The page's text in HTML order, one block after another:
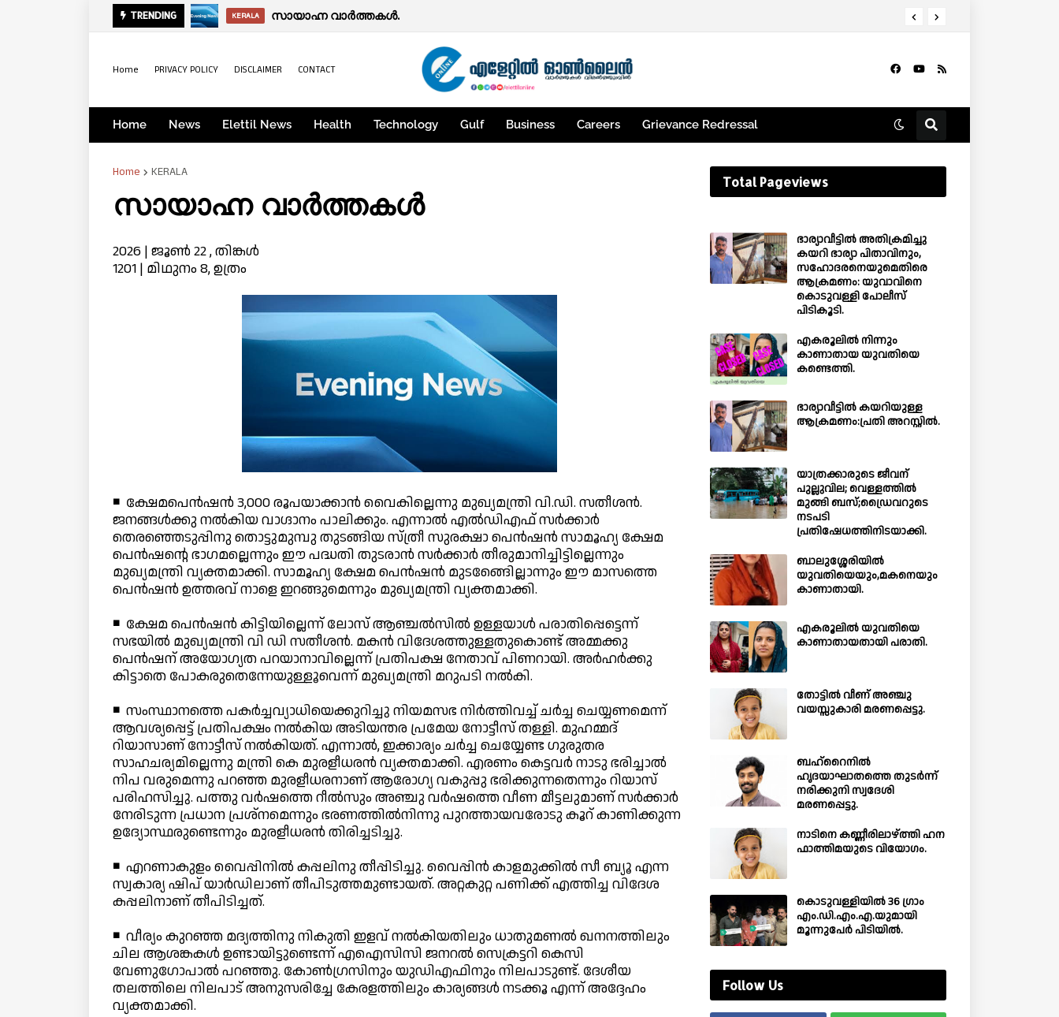
TRENDING KERALA സായാഹ്ന വാര്‍ത്തകള്‍.
Home PRIVACY POLICY DISCLAIMER CONTACT
Home News Elettil News Health Technology Gulf Business Careers Grievance Redressal
Home KERALA
സായാഹ്ന വാര്‍ത്തകള്‍
2026 | ജൂണ്‍ 22 , തിങ്കള്‍
1201 | മിഥുനം 8, ഉത്രം
◾ ക്ഷേമപെന്‍ഷന്‍ 3,000 രൂപയാക്കാന്‍ വൈകില്ലെന്നു മുഖ്യമന്ത്രി വി.ഡി. സതീശന്‍.
ജനങ്ങള്‍ക്കു നല്‍കിയ വാഗ്ദാനം പാലിക്കും. എന്നാല്‍ എല്‍ഡിഎഫ് സര്‍ക്കാര്‍
തെരഞ്ഞെടുപ്പിനു തൊട്ടുമുമ്പു തുടങ്ങിയ സ്ത്രീ സുരക്ഷാ പെന്‍ഷന്‍ സാമൂഹ്യ ക്ഷേമ
പെന്‍ഷന്റെ ഭാഗമല്ലെന്നും ഈ പദ്ധതി തുടരാന്‍ സര്‍ക്കാര്‍ തീരുമാനിച്ചിട്ടില്ലെന്നും
മുഖ്യമന്ത്രി വ്യക്തമാക്കി. സാമൂഹ്യ ക്ഷേമ പെന്‍ഷന്‍ മുടങ്ങിേെല്ലാന്നും ഈ മാസത്തെ
പെന്‍ഷന്‍ ഉത്തരവ് നാളെ ഇറങ്ങുമെന്നും മുഖ്യമന്ത്രി വ്യക്തമാക്കി.
◾ ക്ഷേമ പെന്‍ഷന്‍ കിട്ടിയില്ലെന്ന് ലോസ് ആഞ്ചല്‍സില്‍ ഉള്ളയാള്‍ പരാതിപ്പെട്ടെന്ന്
സഭയില്‍ മുഖ്യമന്ത്രി വി ഡി സതീശന്‍. മകന്‍ വിദേശത്തുള്ളതുകൊണ്ട് അമ്മക്കു
പെന്‍ഷന് അയോഗ്യത പറയാനാവില്ലെന്ന് പ്രതിപക്ഷ നേതാവ് പിണറായി. അര്‍ഹര്‍ക്കു
കിട്ടാതെ പോകരുതെന്നേയുള്ളൂവെന്ന് മുഖ്യമന്ത്രി മറുപടി നല്‍കി.
◾ സംസ്ഥാനത്തെ പകര്‍ച്ചവ്യാധിയെക്കുറിച്ചു നിയമസഭ നിര്‍ത്തിവച്ച് ചര്‍ച്ച ചെയ്യണമെന്ന്
ആവശ്യപ്പെട്ട് പ്രതിപക്ഷം നല്‍കിയ അടിയന്തര പ്രമേയ നോട്ടീസ് തള്ളി. മുഹമ്മദ്
റിയാസാണ് നോട്ടീസ് നല്‍കിയത്. എന്നാല്‍, ഇക്കാര്യം ചര്‍ച്ച ചെയ്യേണ്ട ഗുരുതര
സാഹചര്യമില്ലെന്നു മന്ത്രി കെ മുരളീധരന്‍ വ്യക്തമാക്കി. എരണം കെട്ടവര്‍ നാടു ഭരിച്ചാല്‍
നിപ വരുമെന്നു പറഞ്ഞ മുരളീധരനാണ് ആരോഗ്യ വകുപ്പു ഭരിക്കുന്നതെന്നും റിയാസ്
പരിഹസിച്ചു. പത്തു വര്‍ഷത്തെ റീല്‍സും അഞ്ചു വര്‍ഷത്തെ വീണ മീട്ടലുമാണ് സര്‍ക്കാര്‍
നേരിടുന്ന പ്രധാന പ്രശ്നമെന്നും ഭരണത്തില്‍നിന്നു പുറത്തായവരോടു കൂറ് കാണിക്കുന്ന
ഉദ്യോസ്ഥരുണ്ടെന്നും മുരളീധരന്‍ തിരിച്ചടിച്ചു.
◾ എറണാകുളം വൈപ്പിനില്‍ കപ്പലിനു തീപ്പിടിച്ചു. വൈപ്പിന്‍ കാളമുക്കില്‍ സീ ബ്യൂ എന്ന
സ്വകാര്യ ഷിപ് യാര്‍ഡിലാണ് തീപിടുത്തമുണ്ടായത്. അറ്റകുറ്റ പണിക്ക് എത്തിച്ച വിദേശ
കപ്പലിനാണ് തീപിടിച്ചത്.
◾ വീര്യം കുറഞ്ഞ മദ്യത്തിനു നികുതി ഇളവ് നല്‍കിയതിലും ധാതുമണല്‍ ഖനനത്തിലും
ചില ആശങ്കകള്‍ ഉണ്ടായിട്ടുണ്ടെന്ന് എഐസിസി ജനറല്‍ സെക്രട്ടറി കെസി
വേണുഗോപാല്‍ പറഞ്ഞു. കോണ്‍ഗ്രസിനും യുഡിഎഫിനും നിലപാടുണ്ട്. ദേശീയ
തലത്തിലെ നിലപാട് അനുസരിച്ചേ കേരളത്തിലും കാര്യങ്ങള്‍ നടക്കൂ എന്ന് അദ്ദേഹം
വ്യക്തമാക്കി.
Total Pageviews
ഭാര്യാവീട്ടിൽ അതിക്രമിച്ചു
കയറി ഭാര്യാ പിതാവിനും,
സഹോദരനെയുമെതിരെ
ആക്രമണം: യുവാവിനെ
കൊടുവള്ളി പോലീസ്
പിടികൂടി.
എകരൂലിൽ നിന്നും
കാണാതായ യുവതിയെ
കണ്ടെത്തി.
ഭാര്യാവീട്ടിൽ കയറിയുള്ള
ആക്രമണം:പ്രതി അറസ്റ്റിൽ.
യാത്രക്കാരുടെ ജീവന്
പുല്ലുവില; വെള്ളത്തിൽ
മുങ്ങി ബസ്;ഡ്രൈവറുടെ
നടപടി
പ്രതിഷേധത്തിനിടയാക്കി.
ബാലുശ്ശേരിയില്‍
യുവതിയെയും,മകനെയും
കാണാതായി.
എകരൂലിൽ യുവതിയെ
കാണാതായതായി പരാതി.
തോട്ടിൽ വീണ് അഞ്ചു
വയസ്സുകാരി മരണപ്പെട്ടു.
ബഹ്‌റൈനിൽ
ഹൃദയാഘാതത്തെ തുടർന്ന്
നരിക്കുനി സ്വദേശി
മരണപ്പെട്ടു.
നാടിനെ കണ്ണീരിലാഴ്ത്തി ഹന
ഫാത്തിമയുടെ വിയോഗം.
കൊടുവള്ളിയിൽ 36 ഗ്രാം
എം.ഡി.എം.എ.യുമായി
മൂന്നുപേർ പിടിയിൽ.
Follow Us